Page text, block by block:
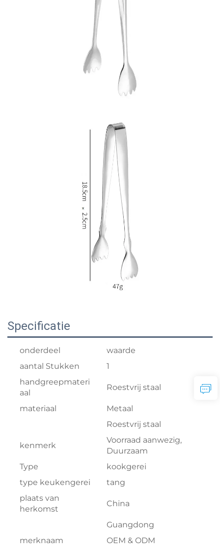
Specificatie
onderdeel
waarde
aantal Stukken
1
handgreepmateri
aal
Roestvrij staal
materiaal
Metaal
Roestvrij staal
kenmerk
Voorraad aanwezig,
Duurzaam
Type
kookgerei
type keukengerei
tang
plaats van
herkomst
China
Guangdong
merknaam
OEM & ODM